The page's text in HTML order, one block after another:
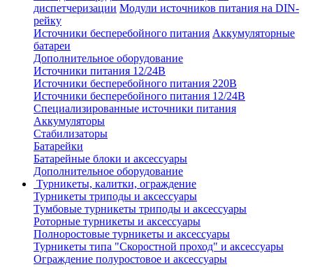
диспетчеризации Модули источников питания на DIN-
рейку
Источники бесперебойного питания Аккумуляторные
батареи
Дополнительное оборудование
Источники питания 12/24В
Источники бесперебойного питания 220В
Источники бесперебойного питания 12/24В
Специализированные источники питания
Аккумуляторы
Стабилизаторы
Батарейки
Батарейные блоки и аксессуары
Дополнительное оборудование
Турникеты, калитки, ограждение
Турникеты триподы и аксессуары
Тумбовые турникеты триподы и аксессуары
Роторные турникеты и аксессуары
Полноростовые турникеты и аксессуары
Турникеты типа "Скоростной проход" и аксессуары
Ограждение полуростовое и аксессуары